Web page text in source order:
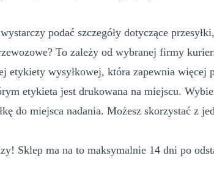
podać szczegóły dotyczące
To zależy od wybranej firmy
etykiety wysyłkowej, która zapewnia
etykieta jest drukowana na miejscu.
do miejsca nadania. Możesz skorzystać
Sklep ma na to maksymalnie 14 dni po